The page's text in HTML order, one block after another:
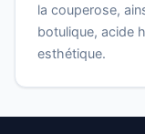
la couperose,
botulique, acide
esthétique.